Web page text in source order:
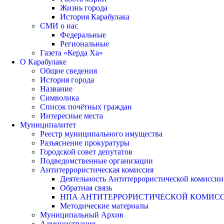
Жизнь города
История Карабулака
СМИ о нас
Федеральные
Региональные
Газета «Керда Ха»
О Карабулаке
Общие сведения
История города
Название
Символика
Список почётных граждан
Интересные места
Муниципалитет
Реестр муниципального имущества
Разъяснение прокуратуры
Городской совет депутатов
Подведомственные организации
Антитеррористическая комиссия
Деятельность Антитеррористической комиссии
Обратная связь
НПА АНТИТЕРРОРИСТИЧЕСКОЙ
Методические материалы
Муниципальный Архив